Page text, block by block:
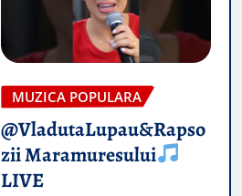
MUZICA POPULARA
@VladutaLupau&Rapso
zii Maramuresului
LIVE